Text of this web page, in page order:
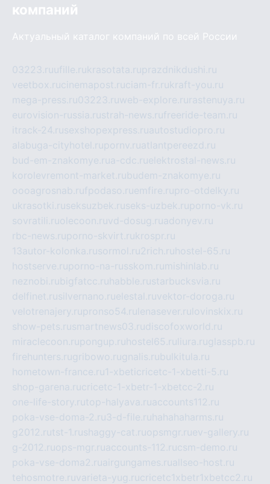
компаний
Актуальный каталог компаний по всей России
03223.ruufille.rukrasotata.ruprazdnikdushi.ru
veetbox.rucinemapost.ruciam-fr.rukraft-you.ru
mega-press.ru03223.ruweb-explore.ru rastenuya.ru
eurovision-russia.rustrah-news.rufreeride-team.ru
itrack-24.rusexshopexpress.ruautostudiopro.ru
alabuga-cityhotel.rupornv.ruatlantpereezd.ru
bud-em-znakomye.rua-cdc.ruelektrostal-news.ru
korolevremont-market.rubudem-znakomye.ru
oooagrosnab.rufpodaso.ruemfire.rupro-otdelky.ru
ukrasotki.ruseksuzbek.ruseks-uzbek.ruporno-vk.ru
sovratili.ruolecoon.ruvd-dosug.ruadonyev.ru
rbc-news.ruporno-skvirt.rukrospr.ru
13autor-kolonka.rusormol.ru2rich.ru hostel-65.ru
hostserve.ruporno-na-russkom.ru mishinlab.ru
neznobi.rubigfatcc.ru habble.rustarbucksvia.ru
delfinet.rusilvernano.ruelestal.ruvektor-doroga.ru
velotrenajery.rupronso54.ru lenasever.ru lovinskix.ru
show-pets.rusmartnews03.rudiscofoxworld.ru
miraclecoon.rupongup.ru hostel65.ru liura.ruglasspb.ru
firehunters.rugribowo.rugnalis.rubulkitula.ru
hometown-france.ru1-xbeticricetc-1-xbetti-5.ru
shop-garena.rucricetc-1-xbetr-1-xbetcc-2.ru
one-life-story.rutop-halyava.ruaccounts112.ru
poka-vse-doma-2.ru3-d-file.ru hahahaharms.ru
g2012.rutst-1.rushaggy-cat.ruopsmgr.ruev-gallery.ru
g-2012.ruops-mgr.ruaccounts-112.rucsm-demo.ru
poka-vse-doma2.ruairgungames.ruallseo-host.ru
tehosmotre.ruvarieta-yug.rucricetc1xbetr1xbetcc2.ru